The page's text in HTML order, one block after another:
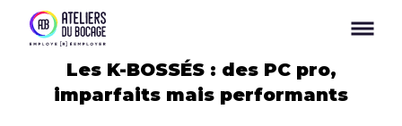
Les K-BOSSÉS : des PC pro,
imparfaits mais performants
Panneau de gestion des cookies